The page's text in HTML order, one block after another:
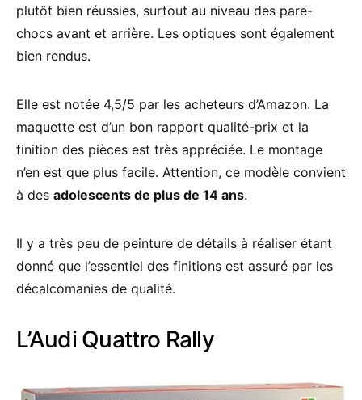
plutôt bien réussies, surtout au niveau des pare-
chocs avant et arrière. Les optiques sont également
bien rendus.
Elle est notée 4,5/5 par les acheteurs d’Amazon. La
maquette est d’un bon rapport qualité-prix et la
finition des pièces est très appréciée. Le montage
n’en est que plus facile. Attention, ce modèle convient
à des adolescents de plus de 14 ans.
Il y a très peu de peinture de détails à réaliser étant
donné que l’essentiel des finitions est assuré par les
décalcomanies de qualité.
L’Audi Quattro Rally